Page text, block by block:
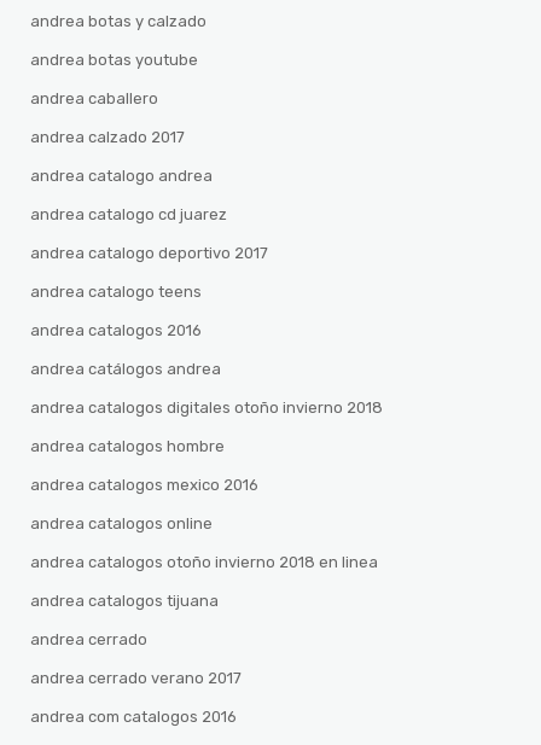
andrea botas y calzado
andrea botas youtube
andrea caballero
andrea calzado 2017
andrea catalogo andrea
andrea catalogo cd juarez
andrea catalogo deportivo 2017
andrea catalogo teens
andrea catalogos 2016
andrea catálogos andrea
andrea catalogos digitales otoño invierno 2018
andrea catalogos hombre
andrea catalogos mexico 2016
andrea catalogos online
andrea catalogos otoño invierno 2018 en linea
andrea catalogos tijuana
andrea cerrado
andrea cerrado verano 2017
andrea com catalogos 2016